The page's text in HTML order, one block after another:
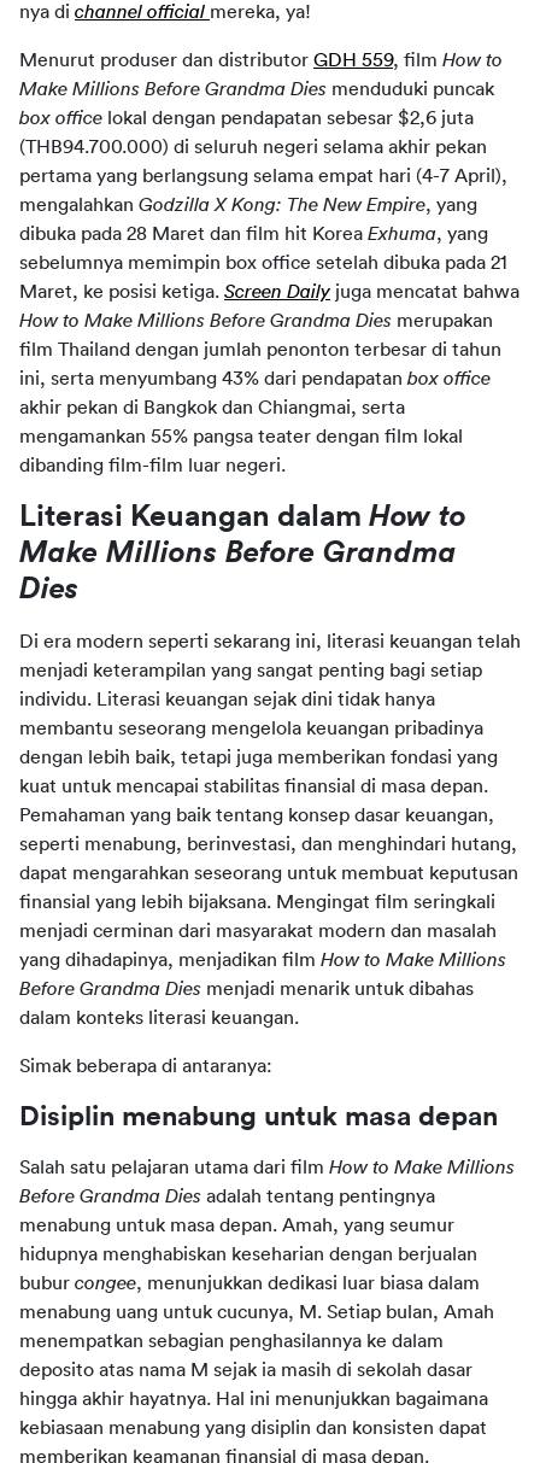
nya di channel official mereka, ya!
Menurut produser dan distributor GDH 559, film How to
Make Millions Before Grandma Dies
box office lokal dengan pendapatan sebesar $2,6 juta
(THB94.700.000) di seluruh negeri selama akhir pekan
pertama yang berlangsung selama empat hari (4-7 April),
mengalahkan Godzilla X Kong: The New Empire, yang
dibuka pada 28 Maret dan film hit Korea Exhuma, yang
sebelumnya memimpin box office setelah dibuka pada 21
Maret, ke posisi ketiga. Screen Daily
How to Make Millions Before Grandma Dies merupakan
film Thailand dengan jumlah penonton terbesar di tahun
ini, serta menyumbang 43% dari pendapatan
akhir pekan di Bangkok dan Chiangmai, serta
mengamankan 55% pangsa teater dengan film lokal
dibanding film-film luar negeri.
Literasi Keuangan dalam How to
Make Millions Before Grandma
Dies
Di era modern seperti sekarang ini, literasi keuangan telah
menjadi keterampilan yang sangat penting bagi setiap
individu. Literasi keuangan sejak dini tidak hanya
membantu seseorang mengelola keuangan pribadinya
dengan lebih baik, tetapi juga memberikan fondasi yang
kuat untuk mencapai stabilitas finansial di masa depan.
Pemahaman yang baik tentang konsep dasar keuangan,
seperti menabung, berinvestasi, dan menghindari hutang,
dapat mengarahkan seseorang untuk membuat keputusan
finansial yang lebih bijaksana. Mengingat film seringkali
menjadi cerminan dari masyarakat modern dan masalah
yang dihadapinya, menjadikan film How to Make Millions
Before Grandma Dies menjadi menarik untuk dibahas
dalam konteks literasi keuangan.
Simak beberapa di antaranya:
Disiplin menabung untuk masa depan
Salah satu pelajaran utama dari film How to Make Millions
Before Grandma Dies adalah tentang pentingnya
menabung untuk masa depan. Amah, yang seumur
hidupnya menghabiskan keseharian dengan berjualan
bubur congee, menunjukkan dedikasi luar biasa dalam
menabung uang untuk cucunya, M. Setiap bulan, Amah
menempatkan sebagian penghasilannya ke dalam
deposito atas nama M sejak ia masih di sekolah dasar
hingga akhir hayatnya. Hal ini menunjukkan bagaimana
kebiasaan menabung yang disiplin dan konsisten dapat
memberikan keamanan finansial di masa depan.